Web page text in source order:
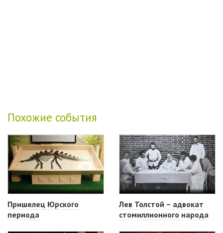
Похожие события
Пришелец Юрского
периода
Лев Толстой – адвокат
стомиллионного народа